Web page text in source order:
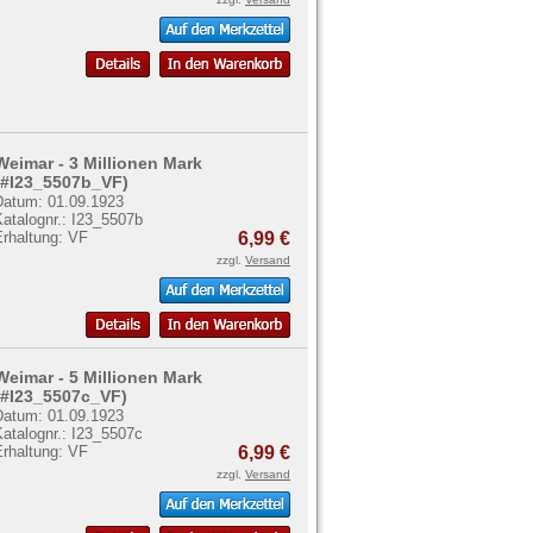
- 3 Millionen Mark
01.09.1923
I23_5507b
VF
6,99 €
zzgl. Versand
- 5 Millionen Mark
01.09.1923
I23_5507c
VF
6,99 €
zzgl. Versand